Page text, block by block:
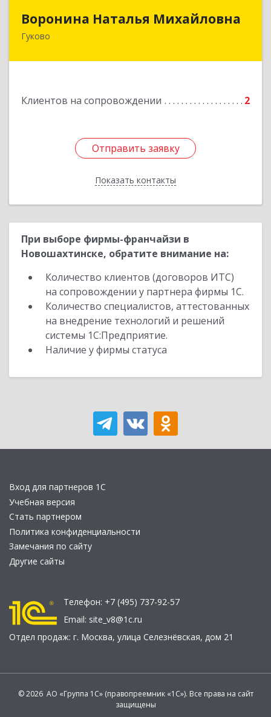
Воронина Наталья Михайловна
Гуково
Клиентов на сопровождении 2
Отправить заявку
Показать контакты
Воронина Наталья Михайловна
Отправить заявку
Назад
При выборе фирмы-франчайзи в
Новошахтинске, обратите внимание на:
Количество клиентов (договоров ИТС)
на сопровождении у партнера фирмы 1С.
Количество специалистов, аттестованных
на внедрение технологий и решений
системы 1С:Предприятие.
Наличие у фирмы статуса
Вход для партнеров 1С
Учебная версия
Стать партнером
Политика конфиденциальности
Замечания по сайту
Другие сайты
Телефон: +7 (495) 737-92-57
Email: site_v8@1c.ru
Отдел продаж: г. Москва, улица Селезнёвская, дом 21
© 2026 АО «Группа 1С» (правопреемник «1С»). Все права на сайт
защищены